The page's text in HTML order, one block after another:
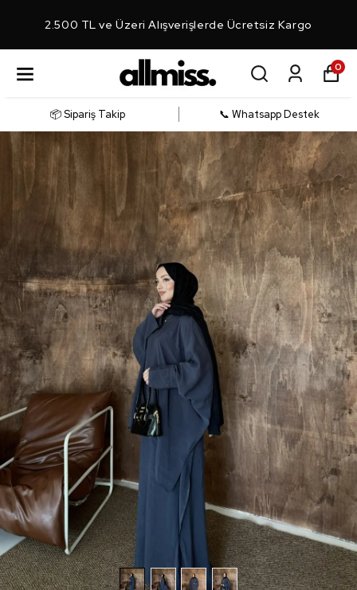
2.500 TL ve Üzeri Alışverişlerde Ücretsiz Kargo
0
📦 Sipariş Takip 📞 Whatsapp Destek